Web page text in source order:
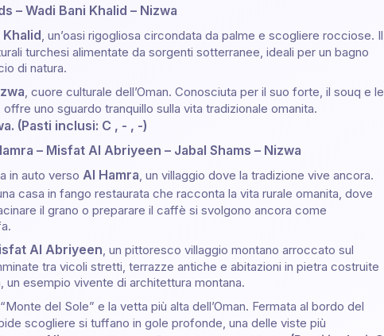
– Wadi Bani Khalid – Nizwa
Khalid, un’oasi rigogliosa circondata da palme e scogliere rocciose. Il
turchesi alimentate da sorgenti sotterranee, ideali per un bagno
di natura.
, cuore culturale dell’Oman. Conosciuta per il suo forte, il souq e le
uno sguardo tranquillo sulla vita tradizionale omanita.
(Pasti inclusi: C , - , -)
– Misfat Al Abriyeen – Jabal Shams – Nizwa
in auto verso Al Hamra, un villaggio dove la tradizione vive ancora.
casa in fango restaurata che racconta la vita rurale omanita, dove
il grano o preparare il caffè si svolgono ancora come
Al Abriyeen, un pittoresco villaggio montano arroccato sul
tra vicoli stretti, terrazze antiche e abitazioni in pietra costruite
un esempio vivente di architettura montana.
del Sole” e la vetta più alta dell’Oman. Fermata al bordo del
scogliere si tuffano in gole profonde, una delle viste più